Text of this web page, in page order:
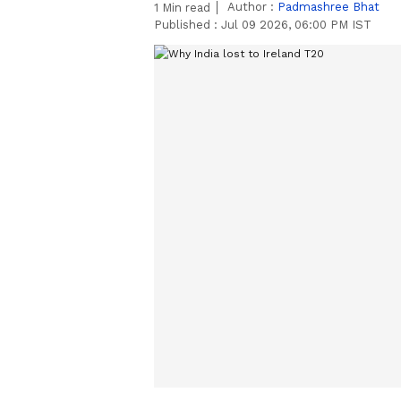
1 Min read Author : Padmashree Bhat
Published : Jul 09 2026, 06:00 PM IST